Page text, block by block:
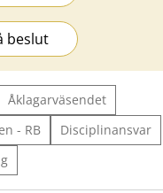
beslut
Åklagarväsendet
- RB
Disciplinansvar